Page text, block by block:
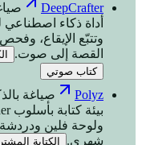
DeepCrafter
أداة ذكاء اصطناعي
وتتبّع الإيقاع،
القصة إلى صوت.
كتاب صوتي
Polyz
صياغة
ولوحة فلين
شهري.
الكتابة